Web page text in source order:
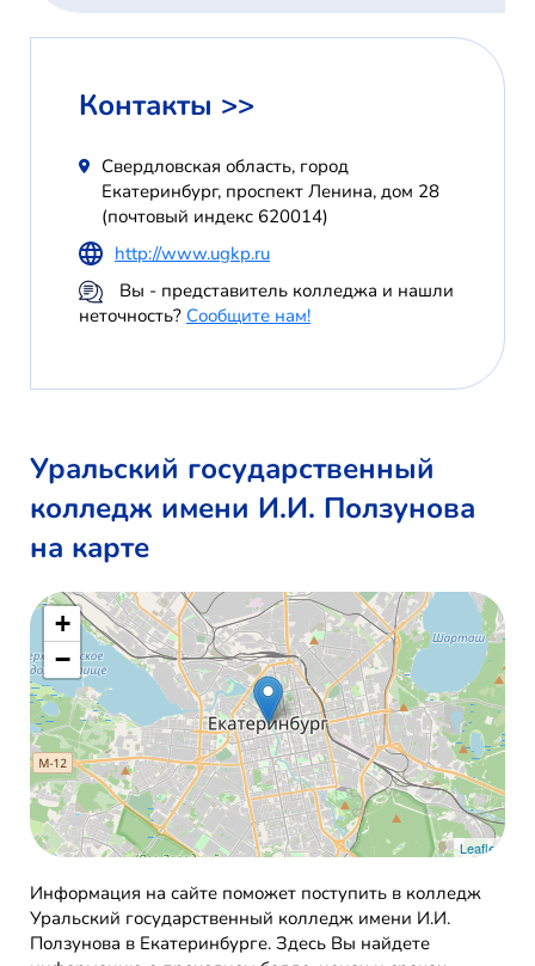
Контакты >>
Свердловская область, город
Екатеринбург, проспект Ленина, дом 28
(почтовый индекс 620014)
http://www.ugkp.ru
Вы - представитель колледжа и нашли
неточность? Сообщите нам!
Уральский государственный
колледж имени И.И. Ползунова
на карте
+
−
Leaflet
Информация на сайте поможет поступить в колледж
Уральский государственный колледж имени И.И.
Ползунова в Екатеринбурге. Здесь Вы найдете